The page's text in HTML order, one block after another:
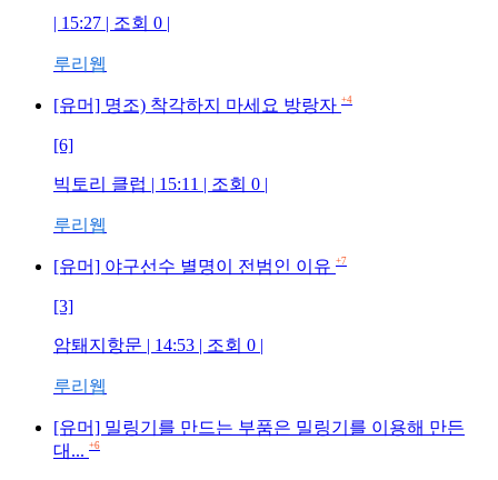
| 15:27 | 조회 0 |
루리웹
[유머] 명조) 착각하지 마세요 방랑자 +4
[6]
빅토리 클럽 | 15:11 | 조회 0 |
루리웹
[유머] 야구선수 별명이 전범인 이유 +7
[3]
암퇘지항문 | 14:53 | 조회 0 |
루리웹
[유머] 밀링기를 만드는 부품은 밀링기를 이용해 만든
대... +6